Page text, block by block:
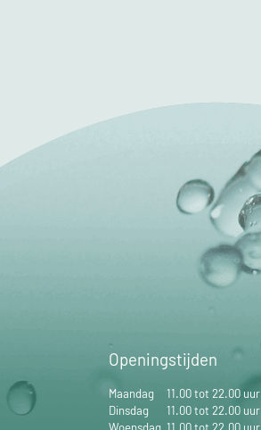
Openingstijden
Maandag
11.00 tot 22.00 uur
Dinsdag
11.00 tot 22.00 uur